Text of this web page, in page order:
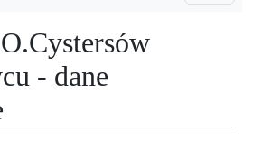
- dane